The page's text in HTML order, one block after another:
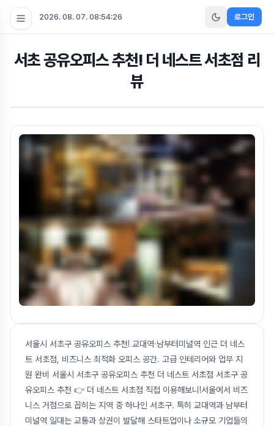
2026. 08. 07. 08:54:27 로그인
서초 공유오피스 추천! 더 네스트 서초점 리
뷰
서울시 서초구 공유오피스 추천! 교대역·남부터미널역 인근 더 네스
트 서초점, 비즈니스 최적화 오피스 공간. 고급 인테리어와 업무 지
원 완비 서울시 서초구 공유오피스 추천 더 네스트 서초점 서초구 공
유오피스 추천 👉 더 네스트 서초점 직접 이용해보니!서울에서 비즈
니스 거점으로 꼽히는 지역 중 하나인 서초구. 특히 교대역과 남부터
미널역 일대는 교통과 상권이 발달해 스타트업이나 소규모 기업들의